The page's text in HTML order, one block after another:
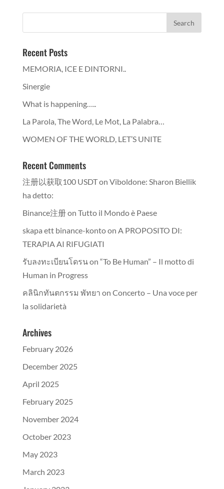
Recent Posts
MEMORIA, ICE E DINTORNI..
Sinergie
What is happening…..
La Parola, The Word, Le Mot, La Palabra…
WOMEN OF THE WORLD, LET’S UNITE
Recent Comments
注册以获取100 USDTon Viboldone: Sharon Biellik
ha detto:
Binance注册on Tutto il Mondo è Paese
skapa ett binance-kontoon A PROPOSITO DI:
TERAPIA AI RIFUGIATI
รับลงทะเบียนโดรนon “To Be Human” – Il motto di
Human in Progress
คลินิกทันตกรรม พัทยา on Concerto – Una voce per
la solidarietà
Archives
February 2026
December 2025
April 2025
February 2025
November 2024
October 2023
May 2023
March 2023